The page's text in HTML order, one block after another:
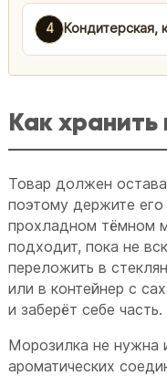
4 Кондитерская,
Как хранить
Товар должен
поэтому держите его
прохладном тёмном
подходит, пока не
переложить в
или в контейнер с
и заберёт себе часть.
Морозилка не нужна
ароматических